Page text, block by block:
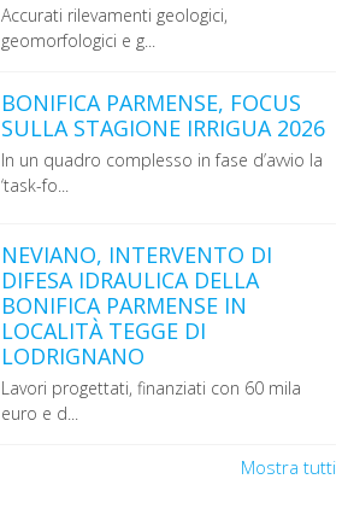
Accurati rilevamenti geologici,
geomorfologici e g...
BONIFICA PARMENSE, FOCUS
SULLA STAGIONE IRRIGUA 2026
In un quadro complesso in fase d’avvio la
‘task-fo...
NEVIANO, INTERVENTO DI
DIFESA IDRAULICA DELLA
BONIFICA PARMENSE IN
LOCALITÀ TEGGE DI
LODRIGNANO
Lavori progettati, finanziati con 60 mila
euro e d...
Mostra tutti